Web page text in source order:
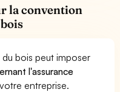
la convention
bois peut imposer
l'assurance
entreprise.